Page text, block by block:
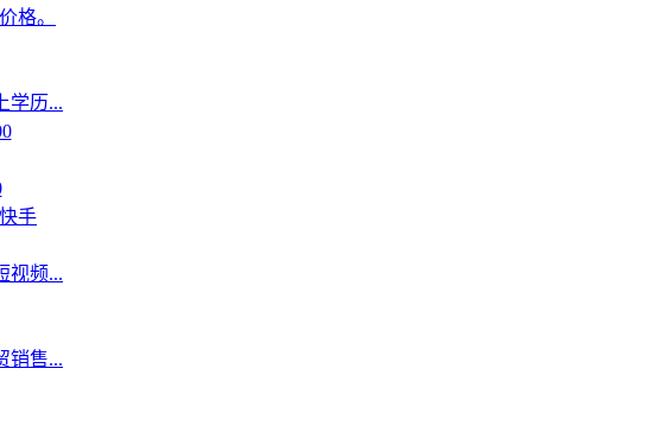
格。
学历...
视频...
销售...